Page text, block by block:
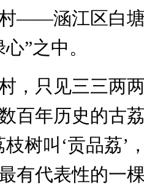
——涵江区白
”之中。
只见三三两两
百年历史的古
树叫‘贡品荔’
有代表性的一